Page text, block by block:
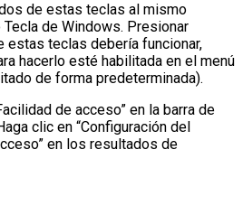
de estas teclas al mismo
de Windows. Presionar
estas teclas debería funcionar,
hacerlo esté habilitada en el menú
de forma predeterminada).
de acceso” en la barra de
clic en “Configuración del
en los resultados de